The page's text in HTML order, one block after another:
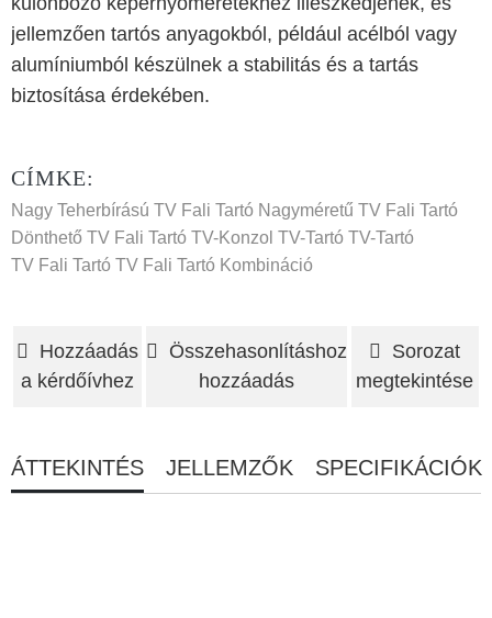
jellemzően tartós anyagokból, például acélból vagy
alumíniumból készülnek a stabilitás és a tartás
biztosítása érdekében.
CÍMKE:
Nagy Teherbírású TV Fali Tartó Nagyméretű TV Fali Tartó
Dönthető TV Fali Tartó TV-Konzol TV-Tartó TV-Tartó
TV Fali Tartó TV Fali Tartó Kombináció
Hozzáadás
a kérdőívhez
Összehasonlításhoz
hozzáadás
Sorozat
megtekintése
ÁTTEKINTÉS JELLEMZŐK SPECIFIKÁCIÓK